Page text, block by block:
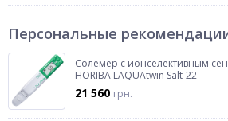
Персональные
Солемер с ионселективным
HORIBA LAQUAtwin Salt-22
21 560 грн.